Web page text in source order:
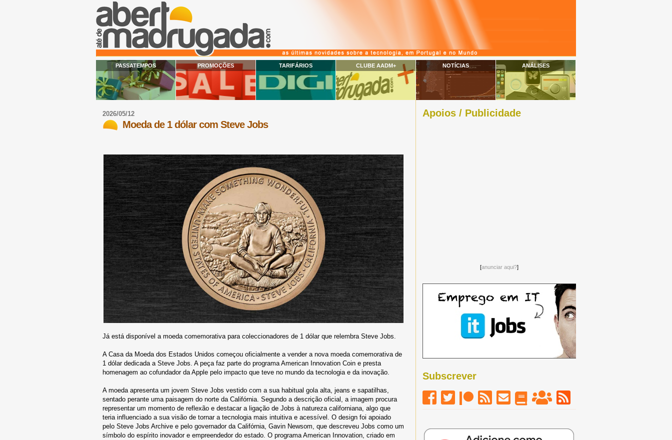
PASSATEMPOS PROMOÇÕES TARIFÁRIOS CLUBE AADM+ NOTÍCIAS ANÁLISES
2026/05/12
Moeda de 1 dólar com Steve Jobs
Já está disponível a moeda comemorativa para coleccionadores de 1 dólar que relembra Steve Jobs.
A Casa da Moeda dos Estados Unidos começou oficialmente a vender a nova moeda comemorativa de
1 dólar dedicada a Steve Jobs. A peça faz parte do programa American Innovation Coin e presta
homenagem ao cofundador da Apple pelo impacto que teve no mundo da tecnologia e da inovação.
A moeda apresenta um jovem Steve Jobs vestido com a sua habitual gola alta, jeans e sapatilhas,
sentado perante uma paisagem do norte da Califórnia. Segundo a descrição oficial, a imagem procura
representar um momento de reflexão e destacar a ligação de Jobs à natureza californiana, algo que
teria influenciado a sua visão de tornar a tecnologia mais intuitiva e acessível. O design foi apoiado
pelo Steve Jobs Archive e pelo governador da Califórnia, Gavin Newsom, que descreveu Jobs como um
símbolo do espírito inovador e empreendedor do estado. O programa American Innovation, criado em
Apoios / Publicidade
[anunciar aqui?]
Subscrever